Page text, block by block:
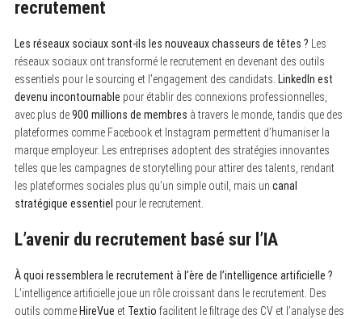
recrutement
Les réseaux sociaux sont-ils les nouveaux chasseurs de têtes ? Les
réseaux sociaux ont transformé le recrutement en devenant des outils
essentiels pour le sourcing et l’engagement des candidats. LinkedIn est
devenu incontournable pour établir des connexions professionnelles,
avec plus de900 millions de membres à travers le monde, tandis que des
plateformes comme Facebook et Instagram permettent d’humaniser la
marque employeur. Les entreprises adoptent des stratégies innovantes
telles que les campagnes de storytelling pour attirer des talents, rendant
les plateformes sociales plus qu’un simple outil, mais un canal
stratégique essentiel pour le recrutement.
L’avenir du recrutement basé sur l’IA
À quoi ressemblera le recrutement à l’ère de l’intelligence artificielle ?
L’intelligence artificielle joue un rôle croissant dans le recrutement. Des
outils comme HireVue et Textio facilitent le filtrage des CV et l’analyse des